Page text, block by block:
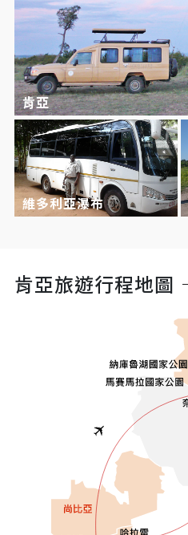
肯亞
維多利亞瀑布
肯亞旅遊行程地圖